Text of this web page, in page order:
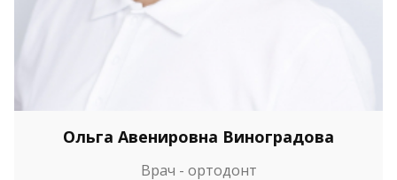
Ольга Авенировна Виноградова
Врач - ортодонт